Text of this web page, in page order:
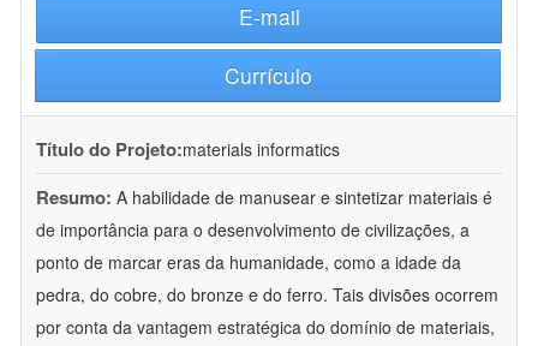
E-mail
Currículo
Título do Projeto:materials informatics
Resumo: A habilidade de manusear e sintetizar materiais é
de importância para o desenvolvimento de civilizações, a
ponto de marcar eras da humanidade, como a idade da
pedra, do cobre, do bronze e do ferro. Tais divisões ocorrem
por conta da vantagem estratégica do domínio de materiais,